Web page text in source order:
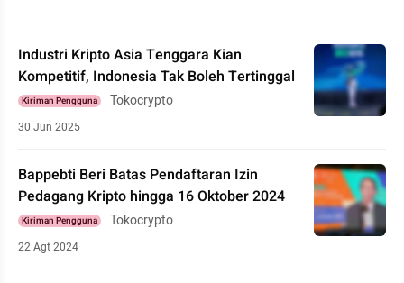
Industri Kripto Asia Tenggara Kian
Kompetitif, Indonesia Tak Boleh Tertinggal
Kiriman Pengguna Tokocrypto
30 Jun 2025
Bappebti Beri Batas Pendaftaran Izin
Pedagang Kripto hingga 16 Oktober 2024
Kiriman Pengguna Tokocrypto
22 Agt 2024